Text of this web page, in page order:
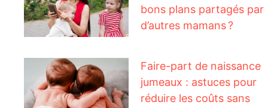
bons plans partagés par
d’autres mamans ?
Faire-part de naissance
jumeaux : astuces pour
réduire les coûts sans